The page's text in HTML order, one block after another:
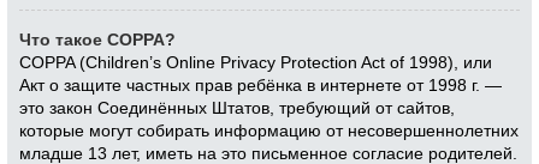
Что такое COPPA?
COPPA (Children’s Online Privacy Protection Act of 1998), или
Акт о защите частных прав ребёнка в интернете от 1998 г. —
это закон Соединённых Штатов, требующий от сайтов,
которые могут собирать информацию от несовершеннолетних
младше 13 лет, иметь на это письменное согласие родителей.